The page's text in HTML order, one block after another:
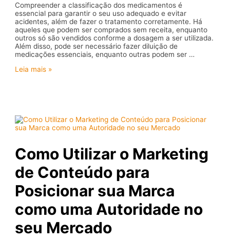
Compreender a classificação dos medicamentos é
essencial para garantir o seu uso adequado e evitar
acidentes, além de fazer o tratamento corretamente. Há
aqueles que podem ser comprados sem receita, enquanto
outros só são vendidos conforme a dosagem a ser utilizada.
Além disso, pode ser necessário fazer diluição de
medicações essenciais, enquanto outras podem ser …
Quais
medicamentos?
Leia mais »
Como Utilizar o Marketing
de Conteúdo para
Posicionar sua Marca
como uma Autoridade no
seu Mercado